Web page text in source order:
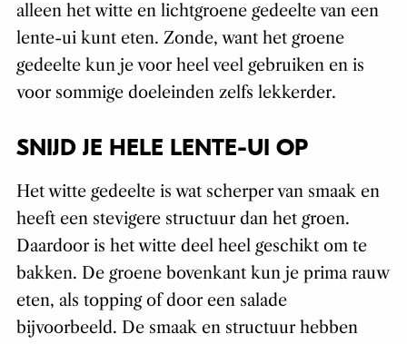
alleen het witte en lichtgroene gedeelte van een
lente-ui kunt eten. Zonde, want het groene
gedeelte kun je voor heel veel gebruiken en is
voor sommige doeleinden zelfs lekkerder.
SNIJD JE HELE LENTE-UI OP
Het witte gedeelte is wat scherper van smaak en
heeft een stevigere structuur dan het groen.
Daardoor is het witte deel heel geschikt om te
bakken. De groene bovenkant kun je prima rauw
eten, als topping of door een salade
bijvoorbeeld. De smaak en structuur hebben